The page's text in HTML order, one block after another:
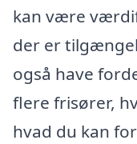
kan være
der er
også have
flere frisører,
hvad du kan